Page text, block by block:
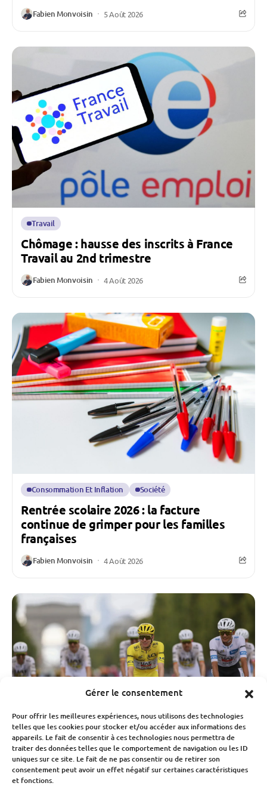
Gérer le consentement
Pour offrir les meilleures expériences, nous utilisons des technologies
telles que les cookies pour stocker et/ou accéder aux informations des
appareils. Le fait de consentir à ces technologies nous permettra de
traiter des données telles que le comportement de navigation ou les ID
uniques sur ce site. Le fait de ne pas consentir ou de retirer son
consentement peut avoir un effet négatif sur certaines caractéristiques
et fonctions.
Fabien Monvoisin 5 Août 2026
Travail
Chômage : hausse des inscrits à France
Travail au 2nd trimestre
Fabien Monvoisin 4 Août 2026
Consommation Et Inflation Société
Rentrée scolaire 2026 : la facture
continue de grimper pour les familles
françaises
Fabien Monvoisin 4 Août 2026
Sport